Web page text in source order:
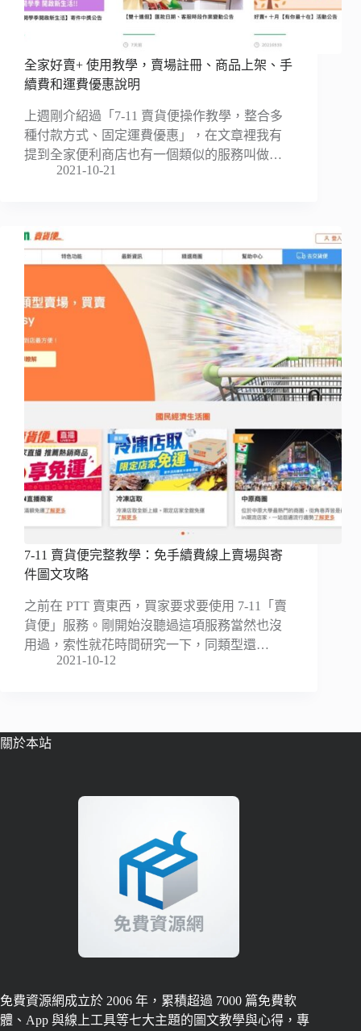
全家好賣+ 使用教學，賣場註冊、商品上架、手
續費和運費優惠說明
上週剛介紹過「7-11 賣貨便操作教學，整合多
種付款方式、固定運費優惠」，在文章裡我有
提到全家便利商店也有一個類似的服務叫做…
2021-10-21
7-11 賣貨便完整教學：免手續費線上賣場與寄
件圖文攻略
之前在 PTT 賣東西，買家要求要使用 7-11「賣
貨便」服務。剛開始沒聽過這項服務當然也沒
用過，索性就花時間研究一下，同類型還…
2021-10-12
關於本站
免費資源網成立於 2006 年，累積超過 7000 篇免費軟
體、App 與線上工具等七大主題的圖文教學與心得，專